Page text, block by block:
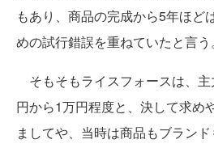
もあり、商品の完成から5年ほど
めの試行錯誤を重ねていたと言う。
そもそもライスフォースは、
円から1万円程度と、決して求め
ましてや、当時は商品もブラン